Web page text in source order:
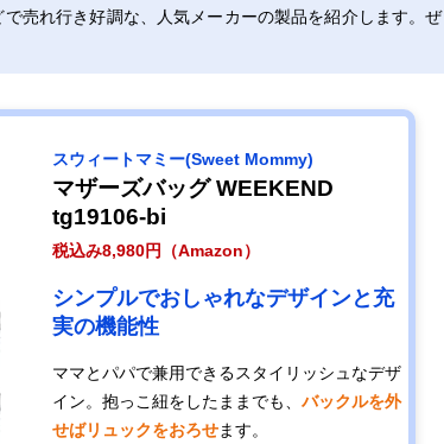
売れ行き好調な、人気メーカーの製品を紹介します。ぜ
スウィートマミー(Sweet Mommy)
マザーズバッグ WEEKEND
tg19106-bi
税込み8,980円（Amazon）
シンプルでおしゃれなデザインと充
実の機能性
ママとパパで兼用できるスタイリッシュなデザ
イン。抱っこ紐をしたままでも、 バックルを外
せばリュックをおろせます。